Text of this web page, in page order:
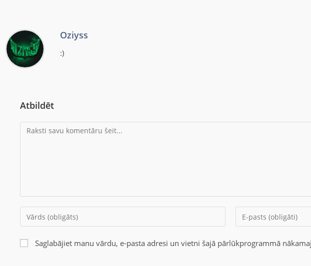
Oziyss
:)
Atbildēt
Saglabājiet manu vārdu, e-pasta adresi un vietni šajā pārlūkprogrammā